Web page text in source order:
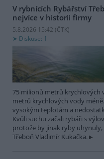
V rybnících Rybářství
nejvíce v historii firmy
5.8.2026 15:42 (ČTK)
Diskuse: 1
75 milionů metrů krychlových
metrů krychlových vody
vysokým teplotám a
Kvůli suchu začali rybáři s
protože by jinak ryby
Třeboň Vladimír Kukačka.